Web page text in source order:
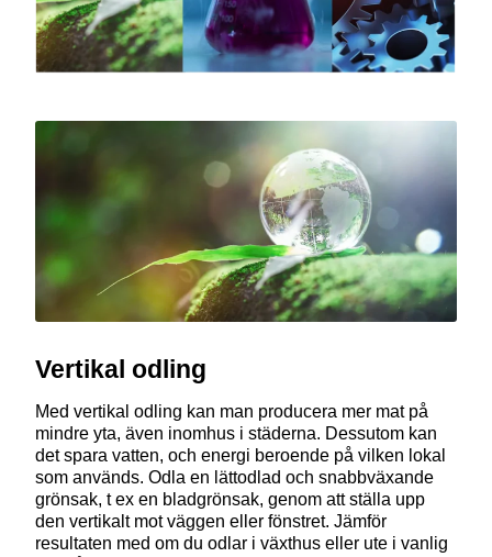
Vertikal odling
Med vertikal odling kan man producera mer mat på
mindre yta, även inomhus i städerna. Dessutom kan
det spara vatten, och energi beroende på vilken lokal
som används. Odla en lättodlad och snabbväxande
grönsak, t ex en bladgrönsak, genom att ställa upp
den vertikalt mot väggen eller fönstret. Jämför
resultaten med om du odlar i växthus eller ute i vanlig